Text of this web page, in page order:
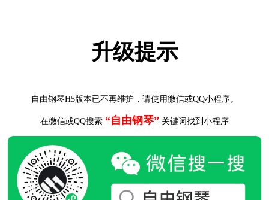
升级提示
自由钢琴H5版本已不再维护，请使用微信或QQ小程序。
在微信或QQ搜索 “自由钢琴” 关键词找到小程序